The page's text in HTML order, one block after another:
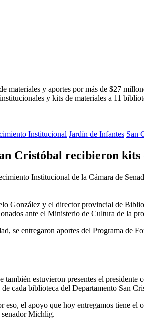
y kits de materiales a 11
Institucional Jardín de Infantes San
Cristóbal recibieron
Institucional de la Cámara de
y el director provincial de
ante el Ministerio de Cultura de la
se entregaron aportes del Programa de
estuvieron presentes el
cada biblioteca del Departamento San
el apoyo que hoy entregamos tiene
Michlig.